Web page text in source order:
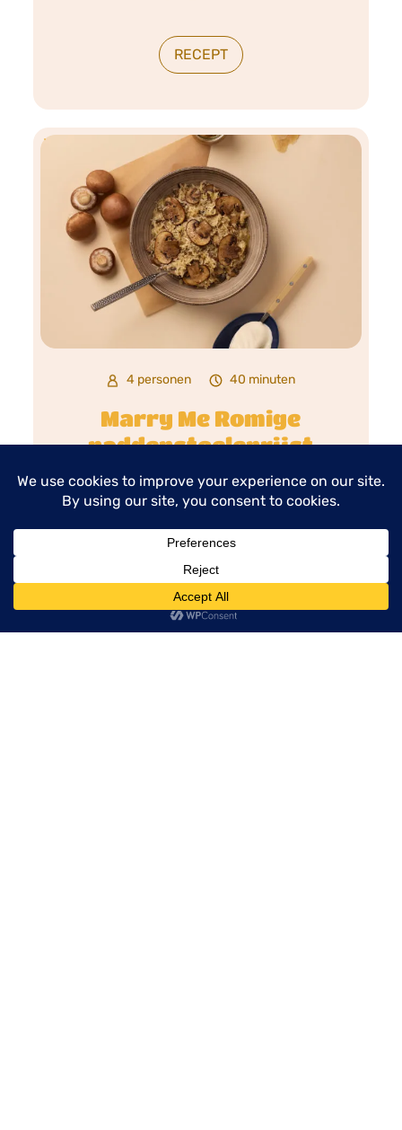
menu
RECEPT
4 personen 40 minuten
Marry Me Romige
paddenstoelenrijst
RECEPT